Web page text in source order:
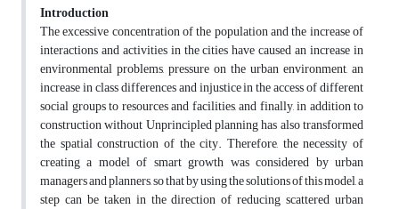
Introduction
The excessive concentration of the population and the increase of
interactions and activities in the cities have caused an increase in
environmental problems, pressure on the urban environment, an
increase in class differences and injustice in the access of different
social groups to resources and facilities, and finally, in addition to
construction without Unprincipled planning has also transformed
the spatial construction of the city. Therefore, the necessity of
creating a model of smart growth was considered by urban
managers and planners, so that by using the solutions of this model, a
step can be taken in the direction of reducing scattered urban